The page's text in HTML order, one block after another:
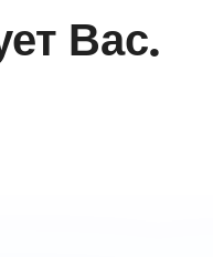
Вас.